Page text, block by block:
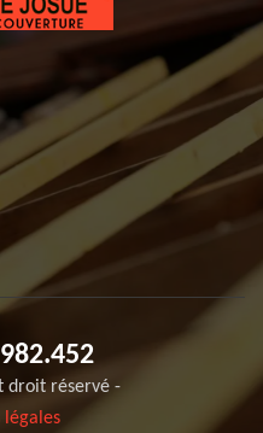
droit réservé -
légales